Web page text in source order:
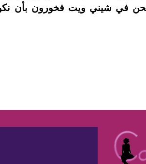
ونحن في شيني ويت فخورون